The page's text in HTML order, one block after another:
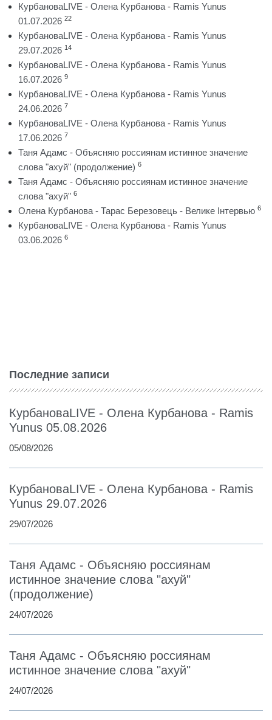
КурбановаLIVE - Олена Курбанова - Ramis Yunus
01.07.2026 22
КурбановаLIVE - Олена Курбанова - Ramis Yunus
29.07.2026 14
КурбановаLIVE - Олена Курбанова - Ramis Yunus
16.07.2026 9
КурбановаLIVE - Олена Курбанова - Ramis Yunus
24.06.2026 7
КурбановаLIVE - Олена Курбанова - Ramis Yunus
17.06.2026 7
Таня Адамс - Объясняю россиянам истинное значение
слова "ахуй" (продолжение) 6
Таня Адамс - Объясняю россиянам истинное значение
слова "ахуй" 6
Олена Курбанова - Тарас Березовець - Велике Інтервью 6
КурбановаLIVE - Олена Курбанова - Ramis Yunus
03.06.2026 6
Последние записи
КурбановаLIVE - Олена Курбанова - Ramis
Yunus 05.08.2026
05/08/2026
КурбановаLIVE - Олена Курбанова - Ramis
Yunus 29.07.2026
29/07/2026
Таня Адамс - Объясняю россиянам
истинное значение слова "ахуй"
(продолжение)
24/07/2026
Таня Адамс - Объясняю россиянам
истинное значение слова "ахуй"
24/07/2026